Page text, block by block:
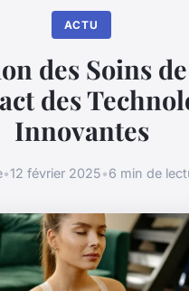
ACTU
des Soins
des
Innovantes
•12 février 2025•6 min de